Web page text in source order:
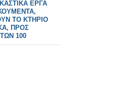
ΕΡΓΑ
ΤΟ ΚΤΗΡΙΟ
ΠΡΟΣ
100
ΑΠΟ ΤΗΝ